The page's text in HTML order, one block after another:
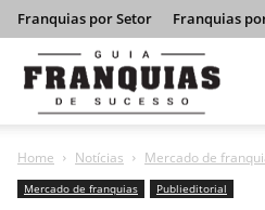
Franquias por Setor Franquias
Home Notícias Mercado de
Mercado de franquias Publieditorial